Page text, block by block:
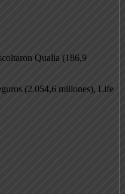
Qualia (186,9
(2.054,6 millones), Life